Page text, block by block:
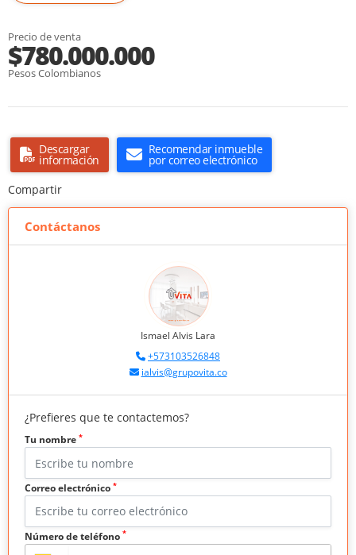
Precio de venta
$780.000.000
Pesos Colombianos
Descargar
información
Recomendar inmueble
por correo electrónico
Compartir
Contáctanos
Ismael Alvis Lara
+573103526848
ialvis@grupovita.co
¿Prefieres que te contactemos?
Tu nombre *
Correo electrónico *
Número de teléfono *